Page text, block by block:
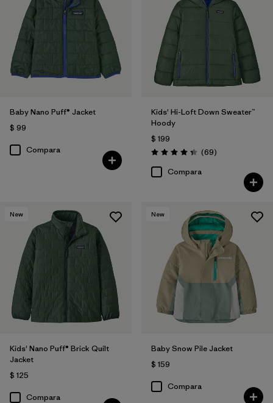
Filtrar por
Features & Processes
Filtrar por
Materials & Fabric
Filtrar por
Warmth Index
Baby Nano Puff® Jacket
$ 99
Compara
Kids' Hi-Loft Down Sweater™
Hoody
$ 199
Valoración: 4.3 / 5
(69Comentarios
)
Compara
New
Kids' Nano Puff® Brick Quilt
Jacket
$ 125
Compara
New
Baby Snow Pile Jacket
$ 159
Compara